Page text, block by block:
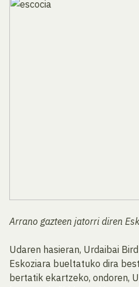
Arrano gazteen jatorri diren
Udaren hasieran, Urdaibai
Eskoziara bueltatuko dira
bertatik ekartzeko, ondoren,